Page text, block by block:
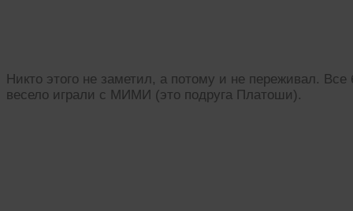
Никто этого не заметил, а потому и не переживал.
весело играли с МИМИ (это подруга Платоши).